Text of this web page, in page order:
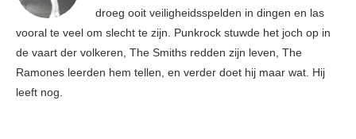
droeg ooit veiligheidsspelden in dingen en las
vooral te veel om slecht te zijn. Punkrock stuwde het joch op in
de vaart der volkeren, The Smiths redden zijn leven, The
Ramones leerden hem tellen, en verder doet hij maar wat. Hij
leeft nog.